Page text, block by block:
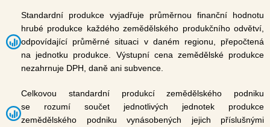
Standardní produkce vyjadřuje průměrnou finanční hodnotu
hrubé produkce každého zemědělského produkčního odvětví,
odpovídající průměrné situaci v daném regionu, přepočtená
na jednotku produkce. Výstupní cena zemědělské produkce
nezahrnuje DPH, daně ani subvence.
Celkovou standardní produkcí zemědělského podniku
se rozumí součet jednotlivých jednotek produkce
zemědělského podniku vynásobených jejich příslušnými